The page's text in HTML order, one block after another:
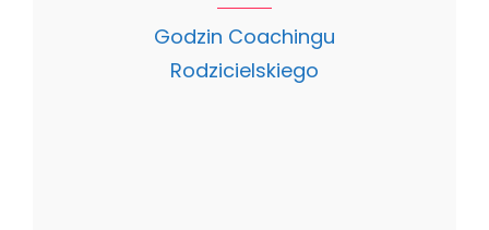
Godzin Coachingu
Rodzicielskiego